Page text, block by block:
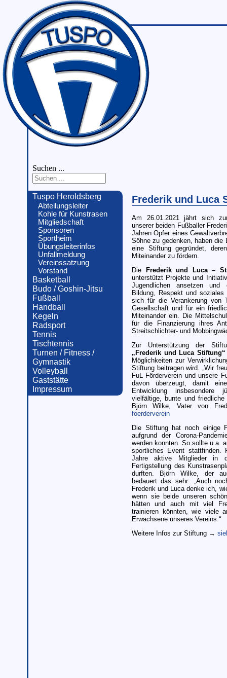
Suchen ...
Tuspo Heroldsberg
Abteilungsleiter
Kohle für Kunstrasen
Mitgliedschaft
Sponsoren
Sportheim
Übungsleiterinfos
Unfallmeldung
Vereinssatzung
Vorstand
Basketball
Budo / Goshin-Jitsu
Fußball
Handball
Kegeln
Radsport
Tennis
Tischtennis
Turnen / Fitness /
Gymnastik
Volleyball
Gaststätte
Impressum
Frederik und Luca
Am 26.01.2021 jährt sich
unserer beiden Fußballer
Jahren Opfer eines
Söhne zu gedenken, haben
eine Stiftung gegründet,
Miteinander zu fördern.
Die
Frederik und Luca –
unterstützt Projekte und
Jugendlichen ansetzen und
Bildung, Respekt und
sich für die Verankerung von
Gesellschaft und für ein
Miteinander ein. Die
für die Finanzierung ihres
Streitschlichter- und
Zur Unterstützung der
„Frederik und Luca Stiftung“
Möglichkeiten zur
Stiftung beitragen wird. „Wir
FuL Förderverein und unsere
davon überzeugt, damit
Entwicklung insbesondere
vielfältige, bunte und
Björn Wilke, Vater von
foerderverein
Die Stiftung hat noch einige
aufgrund der Corona-
werden konnten. So sollte u.a.
sportliches Event stattfinden.
Jahre aktive Mitglieder in
Fertigstellung des
durften. Björn Wilke, der
bedauert das sehr: „Auch
Frederik und Luca denke ich,
wenn sie beide unseren
hätten und auch mit viel
trainieren könnten, wie viele
Erwachsene unseres Vereins.“
Weitere Infos zur Stiftung →